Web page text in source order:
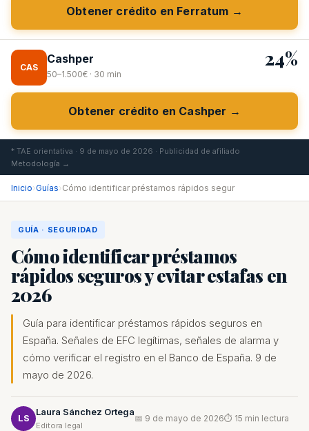
Obtener crédito en Ferratum →
CAS
Cashper
50–1.500€ · 30 min
24%
Obtener crédito en Cashper →
* TAE orientativa · 9 de mayo de 2026 · Publicidad de afiliado
Metodología →
Inicio›Guías›Cómo identificar préstamos rápidos segur
GUÍA · SEGURIDAD
Cómo identificar préstamos
rápidos seguros y evitar estafas en
2026
Guía para identificar préstamos rápidos seguros en
España. Señales de EFC legítimas, señales de alarma y
cómo verificar el registro en el Banco de España. 9 de
mayo de 2026.
LS
Laura Sánchez Ortega
Editora legal
📅 9 de mayo de 2026⏱ 15 min lectura